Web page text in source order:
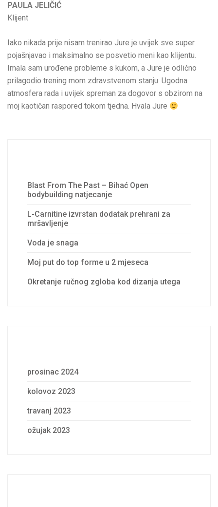
PAULA JELIČIĆ
Klijent
Iako nikada prije nisam trenirao Jure je uvijek sve super
pojašnjavao i maksimalno se posvetio meni kao klijentu.
Imala sam urođene probleme s kukom, a Jure je odlično
prilagodio trening mom zdravstvenom stanju. Ugodna
atmosfera rada i uvijek spreman za dogovor s obzirom na
moj kaotičan raspored tokom tjedna. Hvala Jure
Blast From The Past – Bihać Open
bodybuilding natjecanje
L-Carnitine izvrstan dodatak prehrani za
mršavljenje
Voda je snaga
Moj put do top forme u 2 mjeseca
Okretanje ručnog zgloba kod dizanja utega
prosinac 2024
kolovoz 2023
travanj 2023
ožujak 2023